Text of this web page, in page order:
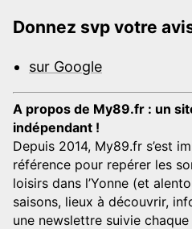
Donnez svp votre
sur Google
A propos de My89.fr : un
indépendant !
Depuis 2014, My89.fr s’est
référence pour repérer les
loisirs dans l’Yonne (et
saisons, lieux à découvrir,
une newslettre suivie